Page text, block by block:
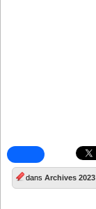
dans Archives 2023